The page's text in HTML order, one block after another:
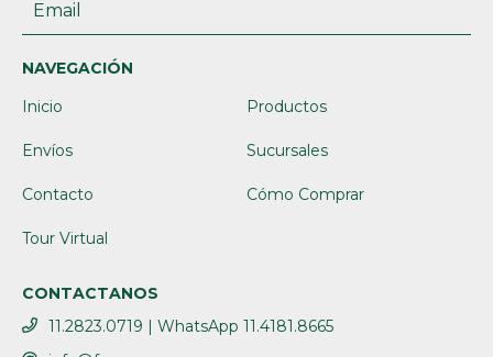
NAVEGACIÓN
Inicio
Productos
Envíos Sucursales
Contacto Cómo Comprar
Tour Virtual
CONTACTANOS
11.2823.0719 | WhatsApp 11.4181.8665